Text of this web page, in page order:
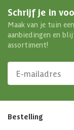
Schrijf je in
Maak van je tuin
aanbiedingen en
assortiment!
Bestelling